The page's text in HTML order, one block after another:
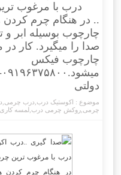
درب با مرغوب
.. در هنگام چرم
چارچوب بوسیله ابر و
صدا را میگیرد. کار
چارچوب فیکس
دولتی
موضوع : اکوستیک درب درب چرمی
چرمی ,روکش چرمی درب لمسه کاری